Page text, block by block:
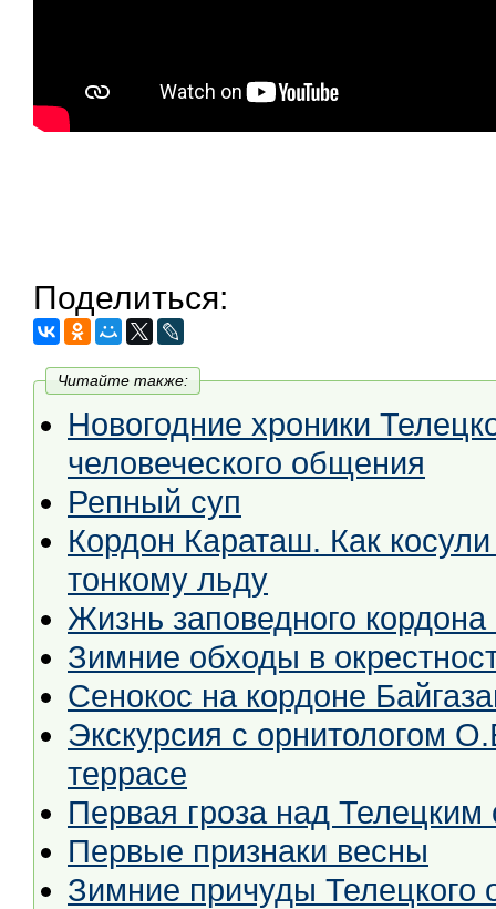
Поделиться:
Читайте также:
Новогодние хроники Телецкого деда
человеческого общения
Репный суп
Кордон Караташ. Как
тонкому льду
Жизнь заповедного
Зимние обходы в
Сенокос на кордоне
Экскурсия с орнитологом
террасе
Первая гроза над Телецким
Первые признаки весны
Зимние причуды Телецкого